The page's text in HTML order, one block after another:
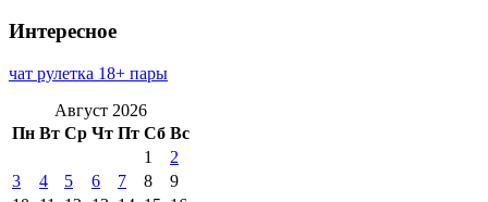
Интересное
чат рулетка 18+ пары
Август 2026
Пн Вт Ср Чт Пт Сб Вс
1
2
3
4 5 6 7 8
9